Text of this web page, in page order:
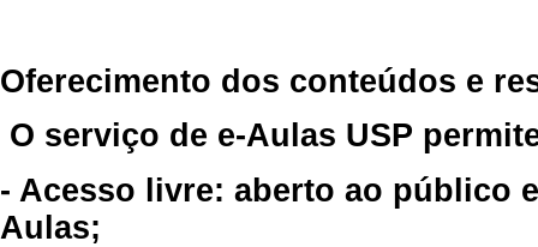
Oferecimento dos conteúdos e
O serviço de e-Aulas USP
- Acesso livre: aberto ao público
Aulas;